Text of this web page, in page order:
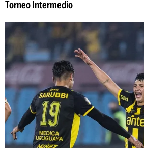
Torneo Intermedio